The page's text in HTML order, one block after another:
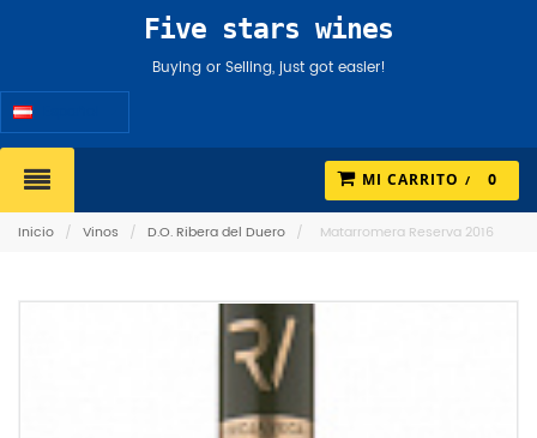
Five stars wines
Buying or Selling, just got easier!
MI CARRITO 0
Inicio / Vinos / D.O. Ribera del Duero / Matarromera Reserva 2016